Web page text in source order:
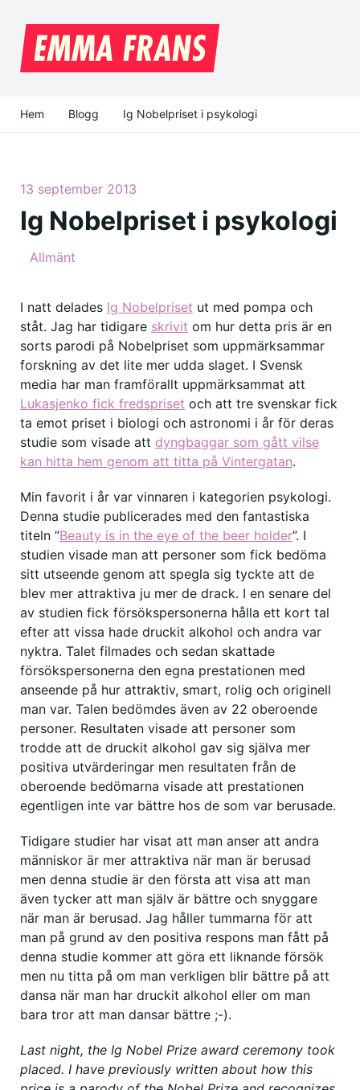
Hem Blogg Ig Nobelpriset i psykologi
13 september 2013
Ig Nobelpriset i psykologi
Allmänt
I natt delades Ig Nobelpriset ut med pompa och
ståt. Jag har tidigare skrivit om hur detta pris är en
sorts parodi på Nobelpriset som uppmärksammar
forskning av det lite mer udda slaget. I Svensk
media har man framförallt uppmärksammat att
Lukasjenko fick fredspriset och att tre svenskar fick
ta emot priset i biologi och astronomi i år för deras
studie som visade att dyngbaggar som gått vilse
kan hitta hem genom att titta på Vintergatan.
Min favorit i år var vinnaren i kategorien psykologi.
Denna studie publicerades med den fantastiska
titeln ”Beauty is in the eye of the beer holder”. I
studien visade man att personer som fick bedöma
sitt utseende genom att spegla sig tyckte att de
blev mer attraktiva ju mer de drack. I en senare del
av studien fick försökspersonerna hålla ett kort tal
efter att vissa hade druckit alkohol och andra var
nyktra. Talet filmades och sedan skattade
försökspersonerna den egna prestationen med
anseende på hur attraktiv, smart, rolig och originell
man var. Talen bedömdes även av 22 oberoende
personer. Resultaten visade att personer som
trodde att de druckit alkohol gav sig själva mer
positiva utvärderingar men resultaten från de
oberoende bedömarna visade att prestationen
egentligen inte var bättre hos de som var berusade.
Tidigare studier har visat att man anser att andra
människor är mer attraktiva när man är berusad
men denna studie är den första att visa att man
även tycker att man själv är bättre och snyggare
när man är berusad. Jag håller tummarna för att
man på grund av den positiva respons man fått på
denna studie kommer att göra ett liknande försök
men nu titta på om man verkligen blir bättre på att
dansa när man har druckit alkohol eller om man
bara tror att man dansar bättre ;-).
Last night, the Ig Nobel Prize award ceremony took
placed. I have previously written about how this